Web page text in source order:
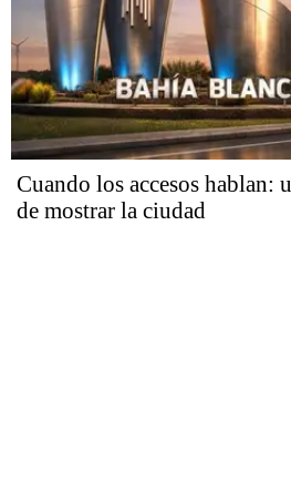
Cuando los accesos hablan:
de mostrar la ciudad